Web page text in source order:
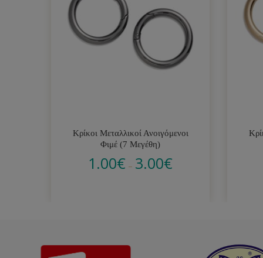
Κρίκοι Μεταλλικοί Ανοιγόμενοι
Φιμέ (7 Μεγέθη)
1.00€ – 3.00€